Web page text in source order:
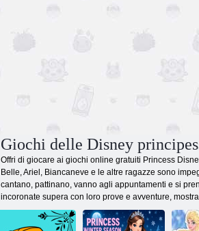
Giochi delle Disney
Offri di giocare ai giochi online gratuiti Princess
Belle, Ariel, Biancaneve e le altre ragazze sono
cantano, pattinano, vanno agli appuntamenti e si
incoronate supera con loro prove e avventure,